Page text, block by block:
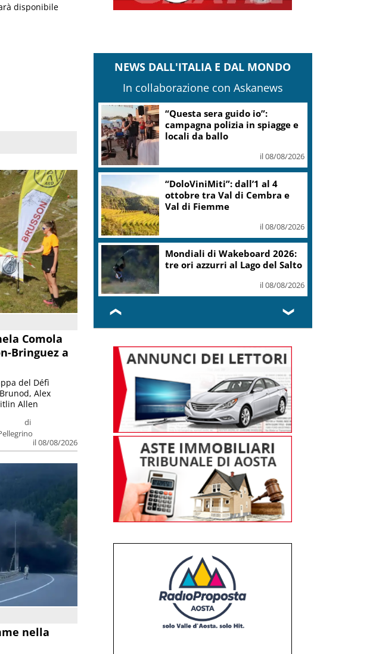
disponibile
Comola
Bringuez a
di
il 08/08/2026
del Défì
Alex
Allen
nella
NEWS DALL'ITALIA E DAL MONDO
In collaborazione con Askanews
“Questa sera guido io”:
campagna polizia in spiagge e
locali da ballo
il 08/08/2026
“DoloViniMiti”: dall’1 al 4
ottobre tra Val di Cembra e
Val di Fiemme
il 08/08/2026
Mondiali di Wakeboard 2026:
tre ori azzurri al Lago del Salto
il 08/08/2026
❮ ❯